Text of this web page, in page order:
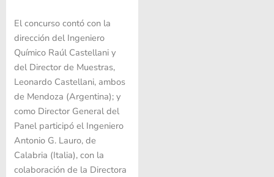
El concurso contó con la
dirección del Ingeniero
Químico Raúl Castellani y
del Director de Muestras,
Leonardo Castellani, ambos
de Mendoza (Argentina); y
como Director General del
Panel participó el Ingeniero
Antonio G. Lauro, de
Calabria (Italia), con la
colaboración de la Directora